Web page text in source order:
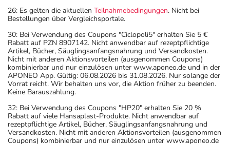
26: Es gelten die aktuellen Teilnahmebedingungen. Nicht bei
Bestellungen über Vergleichsportale.
30: Bei Verwendung des Coupons "Ciclopoli5" erhalten Sie 5 €
Rabatt auf PZN 8907142. Nicht anwendbar auf rezeptpflichtige
Artikel, Bücher, Säuglingsanfangsnahrung und Versandkosten.
Nicht mit anderen Aktionsvorteilen (ausgenommen Coupons)
kombinierbar und nur einzulösen unter www.aponeo.de und in der
APONEO App. Gültig: 06.08.2026 bis 31.08.2026. Nur solange der
Vorrat reicht. Wir behalten uns vor, die Aktion früher zu beenden.
Keine Barauszahlung.
32: Bei Verwendung des Coupons "HP20" erhalten Sie 20 %
Rabatt auf viele Hansaplast-Produkte. Nicht anwendbar auf
rezeptpflichtige Artikel, Bücher, Säuglingsanfangsnahrung und
Versandkosten. Nicht mit anderen Aktionsvorteilen (ausgenommen
Coupons) kombinierbar und nur einzulösen unter www.aponeo.de